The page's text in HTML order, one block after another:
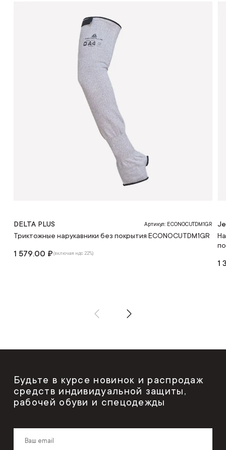
DELTA PLUS Артикул: ECONOCUTDM1GR
Триктожные нарукавники без покрытия ECONOCUTDM1GR
1 579.00 ₽(включая ндс 22%)
1
Будьте в курсе новинок и распродаж
средств индивидуальной защиты,
рабочей обуви и спецодежды